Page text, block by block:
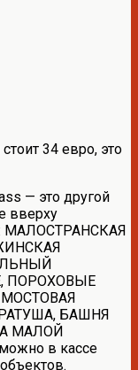
34 евро, это
— это другой
вверху
МАЛОСТРАНСКАЯ
ПОРОХОВЫЕ
БАШНЯ
МАЛОЙ
в кассе